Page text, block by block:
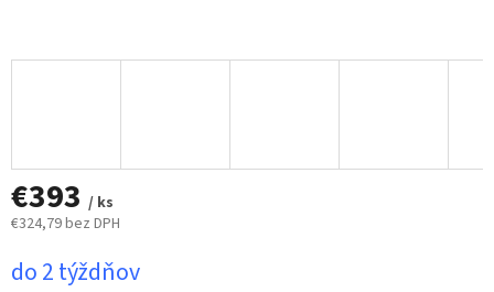
€393 / ks
€324,79 bez DPH
cena:
do 2 týždňov